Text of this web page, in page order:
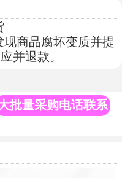
商品腐坏变质并提
并退款。
批量采购电话联系